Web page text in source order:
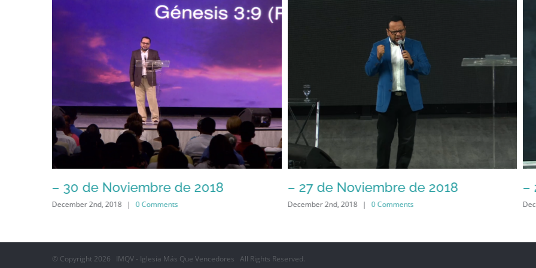
– 30 de Noviembre de 2018
December 2nd, 2018 | 0 Comments
– 27 de Noviembre de 2018
December 2nd, 2018 | 0 Comments
–
© Copyright 2026 IMQV - Iglesia Más Que Vencedores All Rights Reserved.